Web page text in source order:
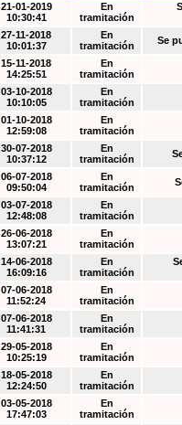
21-01-2019
10:30:41
En
tramitación
27-11-2018
10:01:37
En
tramitación
Se
15-11-2018
14:25:51
En
tramitación
03-10-2018
10:10:05
En
tramitación
01-10-2018
12:59:08
En
tramitación
30-07-2018
10:37:12
En
tramitación
06-07-2018
09:50:04
En
tramitación
03-07-2018
12:48:08
En
tramitación
26-06-2018
13:07:21
En
tramitación
14-06-2018
16:09:16
En
tramitación
07-06-2018
11:52:24
En
tramitación
07-06-2018
11:41:31
En
tramitación
29-05-2018
10:25:19
En
tramitación
18-05-2018
12:24:50
En
tramitación
03-05-2018
17:47:03
En
tramitación